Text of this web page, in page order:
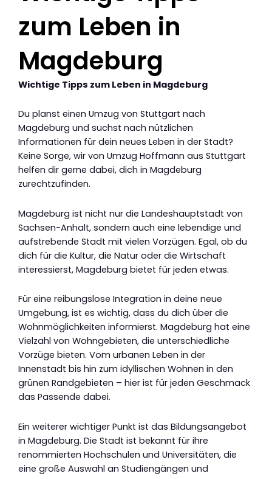
zum Leben in
Magdeburg
Wichtige Tipps zum Leben in Magdeburg
Du planst einen Umzug von Stuttgart nach
Magdeburg und suchst nach nützlichen
Informationen für dein neues Leben in der Stadt?
Keine Sorge, wir von Umzug Hoffmann aus Stuttgart
helfen dir gerne dabei, dich in Magdeburg
zurechtzufinden.
Magdeburg ist nicht nur die Landeshauptstadt von
Sachsen-Anhalt, sondern auch eine lebendige und
aufstrebende Stadt mit vielen Vorzügen. Egal, ob du
dich für die Kultur, die Natur oder die Wirtschaft
interessierst, Magdeburg bietet für jeden etwas.
Für eine reibungslose Integration in deine neue
Umgebung, ist es wichtig, dass du dich über die
Wohnmöglichkeiten informierst. Magdeburg hat eine
Vielzahl von Wohngebieten, die unterschiedliche
Vorzüge bieten. Vom urbanen Leben in der
Innenstadt bis hin zum idyllischen Wohnen in den
grünen Randgebieten – hier ist für jeden Geschmack
das Passende dabei.
Ein weiterer wichtiger Punkt ist das Bildungsangebot
in Magdeburg. Die Stadt ist bekannt für ihre
renommierten Hochschulen und Universitäten, die
eine große Auswahl an Studiengängen und